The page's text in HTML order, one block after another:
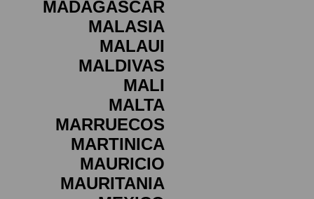
MADAGASCAR
MALASIA
MALAUI
MALDIVAS
MALI
MALTA
MARRUECOS
MARTINICA
MAURICIO
MAURITANIA